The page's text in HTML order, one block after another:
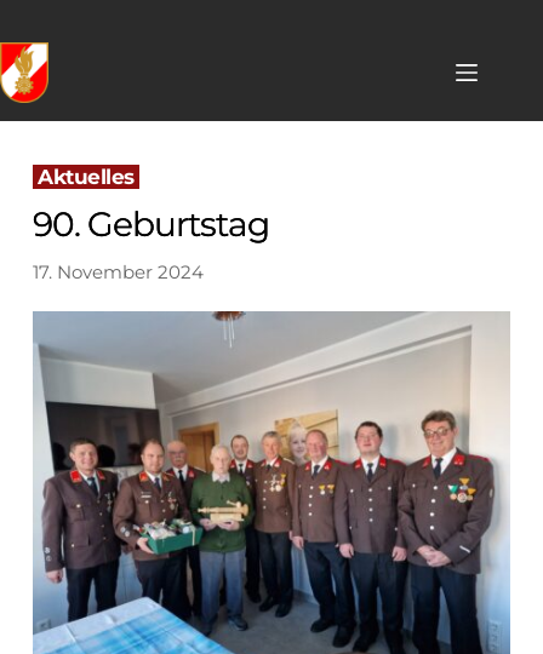
content
Aktuelles
90. Geburtstag
17. November 2024